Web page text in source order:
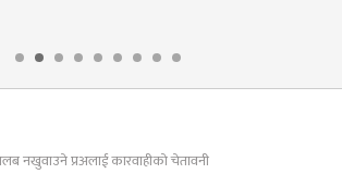
नखुवाउने प्रअलाई कारवाहीको चेतावनी